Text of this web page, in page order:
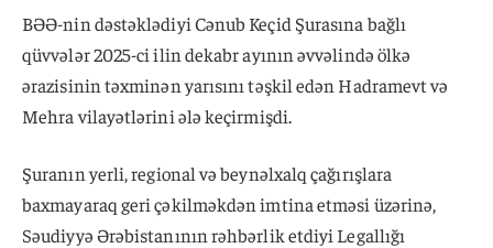
BƏƏ-nin dəstəklədiyi Cənub Keçid Şurasına bağlı
qüvvələr 2025-ci ilin dekabr ayının əvvəlində ölkə
ərazisinin təxminən yarısını təşkil edən Hadramevt və
Mehra vilayətlərini ələ keçirmişdi.
Şuranın yerli, regional və beynəlxalq çağırışlara
baxmayaraq geri çəkilməkdən imtina etməsi üzərinə,
Səudiyyə Ərəbistanının rəhbərlik etdiyi Legallığı